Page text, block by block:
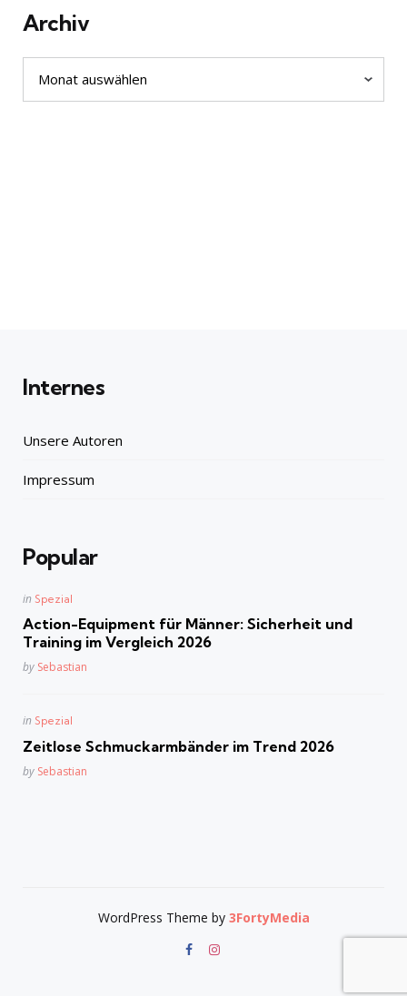
Archiv
Archiv
Internes
Unsere Autoren
Impressum
Popular
Posted
in Spezial
Action-Equipment für Männer: Sicherheit und
Training im Vergleich 2026
Posted
by Sebastian
Posted
in Spezial
Zeitlose Schmuckarmbänder im Trend 2026
Posted
by Sebastian
WordPress Theme by 3FortyMedia